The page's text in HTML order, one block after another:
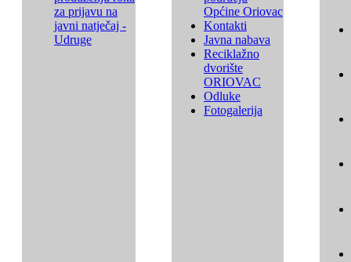
za prijavu na
javni natječaj -
Udruge
Općine Oriovac
Kontakti
Javna nabava
Reciklažno
dvorište
ORIOVAC
Odluke
Fotogalerija